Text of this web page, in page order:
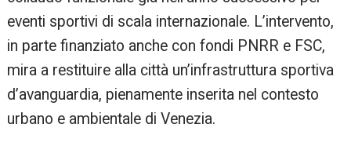
eventi sportivi di scala internazionale. L’intervento,
in parte finanziato anche con fondi PNRR e FSC,
mira a restituire alla città un’infrastruttura sportiva
d’avanguardia, pienamente inserita nel contesto
urbano e ambientale di Venezia.